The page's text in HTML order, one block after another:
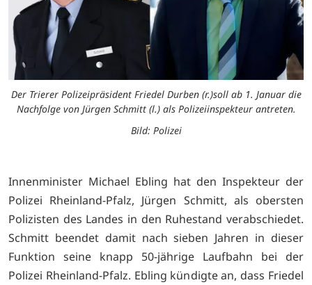
Der Trierer Polizeipräsident Friedel Durben (r.)soll ab 1. Januar die
Nachfolge von Jürgen Schmitt (l.) als Polizeiinspekteur antreten.
Bild: Polizei
Innenminister Michael Ebling hat den Inspekteur der
Polizei Rheinland-Pfalz, Jürgen Schmitt, als obersten
Polizisten des Landes in den Ruhestand verabschiedet.
Schmitt beendet damit nach sieben Jahren in dieser
Funktion seine knapp 50-jährige Laufbahn bei der
Polizei Rheinland-Pfalz. Ebling kündigte an, dass Friedel